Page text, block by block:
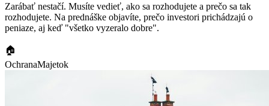
Zarábať nestačí. Musíte vedieť, ako sa rozhodujete a prečo sa tak
rozhodujete. Na prednáške objavíte, prečo investori prichádzajú o
peniaze, aj keď "všetko vyzeralo dobre".
🏠
OchranaMajetok